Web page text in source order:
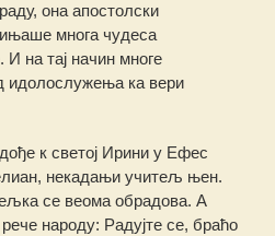
она апостолски
многа чудеса
И на тај начин многе
идолослужења ка вери
к светој Ирини у Ефес
некадањи учитељ њен.
се веома обрадова. А
народу: Радујте се, браћо